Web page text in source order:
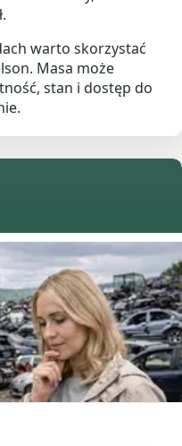
warto skorzystać
Masa może
stan i dostęp do